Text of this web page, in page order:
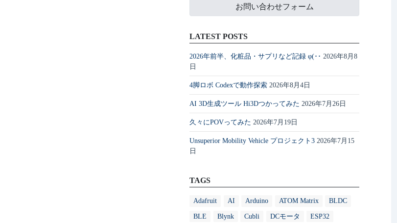
お問い合わせフォーム
LATEST POSTS
2026年前半、化粧品・サプリなど記録 φ(･･ 2026年8月8
日
4脚ロボ Codexで動作探索 2026年8月4日
AI 3D生成ツール Hi3Dつかってみた 2026年7月26日
久々にPOVってみた 2026年7月19日
Unsuperior Mobility Vehicle プロジェクト3 2026年7月15
日
TAGS
Adafruit AI Arduino ATOM Matrix BLDC
BLE Blynk Cubli DCモータ ESP32